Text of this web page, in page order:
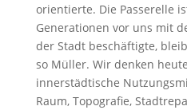
orientierte. Die Passerelle
Generationen vor uns mit
der Stadt beschäftigte,
so Müller. Wir denken
innerstädtische
Raum, Topografie,